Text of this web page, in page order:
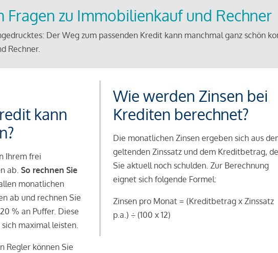
Fragen zu Immobilienkauf und Rechner
Der Weg zum passenden Kredit kann manchmal ganz schön
Rechner.
kann
Ihrem frei
ab. So rechnen Sie
monatlichen
ab und rechnen Sie
% an Puffer. Diese
maximal leisten.
Regler können Sie
Wie werden Zinsen bei
Krediten berechnet?
Die monatlichen Zinsen ergeben sich aus
geltenden Zinssatz und dem Kreditbetrag,
Sie aktuell noch schulden. Zur Berechnung
eignet sich folgende Formel:
Zinsen pro Monat = (Kreditbetrag x Zinssatz
p.a.) ÷ (100 x 12)